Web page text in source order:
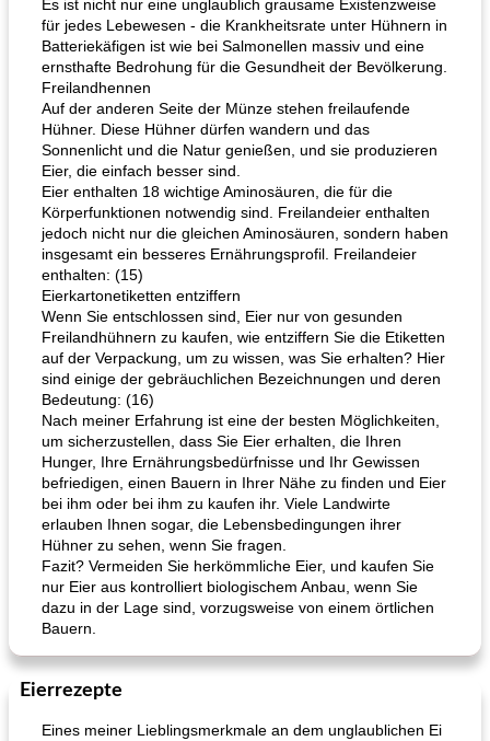
Es ist nicht nur eine unglaublich grausame Existenzweise
für jedes Lebewesen - die Krankheitsrate unter Hühnern in
Batteriekäfigen ist wie bei Salmonellen massiv und eine
ernsthafte Bedrohung für die Gesundheit der Bevölkerung.
Freilandhennen
Auf der anderen Seite der Münze stehen freilaufende
Hühner. Diese Hühner dürfen wandern und das
Sonnenlicht und die Natur genießen, und sie produzieren
Eier, die einfach besser sind.
Eier enthalten 18 wichtige Aminosäuren, die für die
Körperfunktionen notwendig sind. Freilandeier enthalten
jedoch nicht nur die gleichen Aminosäuren, sondern haben
insgesamt ein besseres Ernährungsprofil. Freilandeier
enthalten: (15)
Eierkartonetiketten entziffern
Wenn Sie entschlossen sind, Eier nur von gesunden
Freilandhühnern zu kaufen, wie entziffern Sie die Etiketten
auf der Verpackung, um zu wissen, was Sie erhalten? Hier
sind einige der gebräuchlichen Bezeichnungen und deren
Bedeutung: (16)
Nach meiner Erfahrung ist eine der besten Möglichkeiten,
um sicherzustellen, dass Sie Eier erhalten, die Ihren
Hunger, Ihre Ernährungsbedürfnisse und Ihr Gewissen
befriedigen, einen Bauern in Ihrer Nähe zu finden und Eier
bei ihm oder bei ihm zu kaufen ihr. Viele Landwirte
erlauben Ihnen sogar, die Lebensbedingungen ihrer
Hühner zu sehen, wenn Sie fragen.
Fazit? Vermeiden Sie herkömmliche Eier, und kaufen Sie
nur Eier aus kontrolliert biologischem Anbau, wenn Sie
dazu in der Lage sind, vorzugsweise von einem örtlichen
Bauern.
Eierrezepte
Eines meiner Lieblingsmerkmale an dem unglaublichen Ei